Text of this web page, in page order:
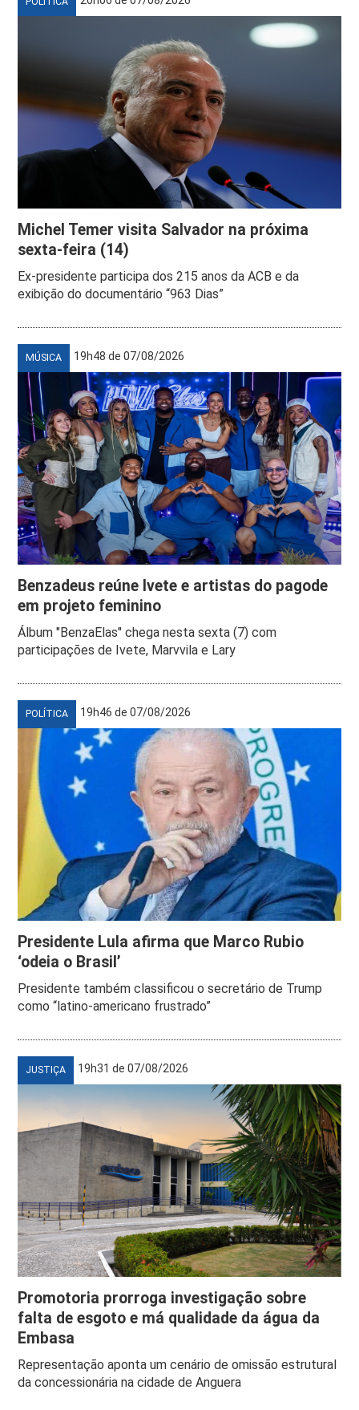
Michel Temer visita Salvador na próxima
sexta-feira (14)
Ex-presidente participa dos 215 anos da ACB e da
exibição do documentário “963 Dias”
MÚSICA 19h48 de 07/08/2026
Benzadeus reúne Ivete e artistas do pagode
em projeto feminino
Álbum "BenzaElas" chega nesta sexta (7) com
participações de Ivete, Marvvila e Lary
POLÍTICA 19h46 de 07/08/2026
Presidente Lula afirma que Marco Rubio
‘odeia o Brasil’
Presidente também classificou o secretário de Trump
como “latino-americano frustrado”
JUSTIÇA 19h31 de 07/08/2026
Promotoria prorroga investigação sobre
falta de esgoto e má qualidade da água da
Embasa
Representação aponta um cenário de omissão estrutural
da concessionária na cidade de Anguera